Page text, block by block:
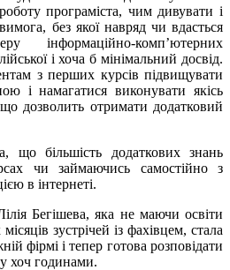
програміста, чим дивувати і
без якої навряд чи вдасться
інформаційно-комп’ютерних
і хоча б мінімальний досвід.
з перших курсів підвищувати
і намагатися виконувати якісь
дозволить отримати додатковий
що більшість додаткових знань
чи займаючись самостійно з
в інтернеті.
Бегішева, яка не маючи освіти
зустрічей із фахівцем, стала
фірмі і тепер готова розповідати
хоч годинами.